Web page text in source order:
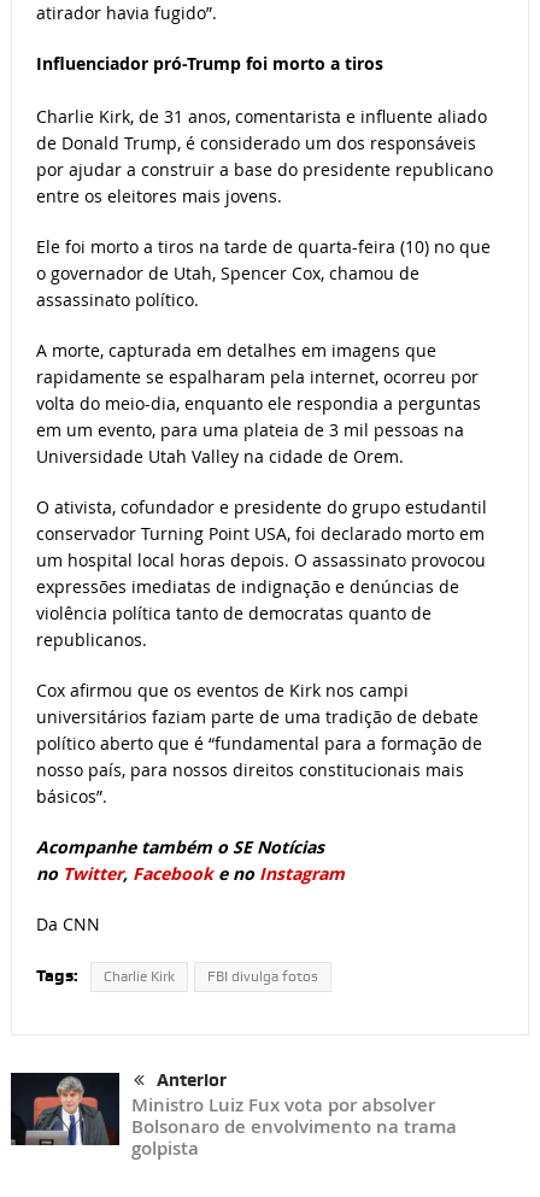
atirador havia fugido”.
Influenciador pró-Trump foi morto a tiros
Charlie Kirk, de 31 anos, comentarista e influente aliado
de Donald Trump, é considerado um dos responsáveis
por ajudar a construir a base do presidente republicano
entre os eleitores mais jovens.
Ele foi morto a tiros na tarde de quarta-feira (10) no que
o governador de Utah, Spencer Cox, chamou de
assassinato político.
A morte, capturada em detalhes em imagens que
rapidamente se espalharam pela internet, ocorreu por
volta do meio-dia, enquanto ele respondia a perguntas
em um evento, para uma plateia de 3 mil pessoas na
Universidade Utah Valley na cidade de Orem.
O ativista, cofundador e presidente do grupo estudantil
conservador Turning Point USA, foi declarado morto em
um hospital local horas depois. O assassinato provocou
expressões imediatas de indignação e denúncias de
violência política tanto de democratas quanto de
republicanos.
Cox afirmou que os eventos de Kirk nos campi
universitários faziam parte de uma tradição de debate
político aberto que é “fundamental para a formação de
nosso país, para nossos direitos constitucionais mais
básicos”.
Acompanhe também o SE Notícias
no Twitter, Facebooke no Instagram
Da CNN
Tags: Charlie Kirk FBI divulga fotos
Anterior
Ministro Luiz Fux vota por absolver
Bolsonaro de envolvimento na trama
golpista